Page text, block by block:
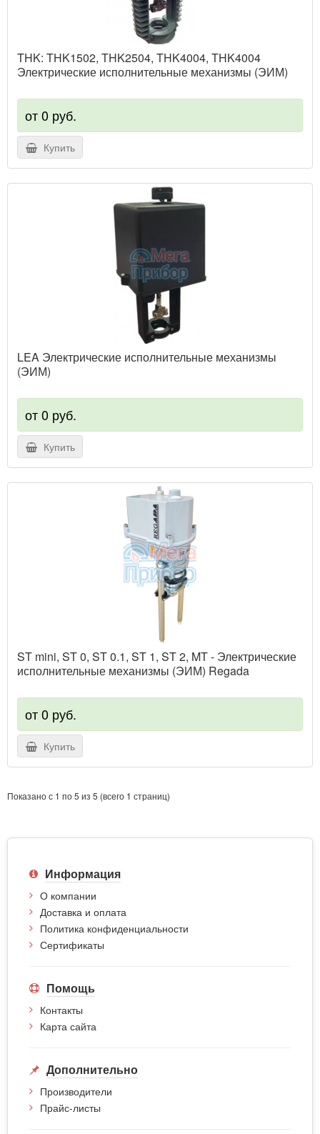
THK: THK1502, THK2504, THK4004, THK4004
Электрические исполнительные механизмы (ЭИМ)
от 0 руб.
Купить
LEA Электрические исполнительные механизмы
(ЭИМ)
от 0 руб.
Купить
ST mini, ST 0, ST 0.1, ST 1, ST 2, MT - Электрические
исполнительные механизмы (ЭИМ) Regada
от 0 руб.
Купить
Показано с 1 по 5 из 5 (всего 1 страниц)
Информация
О компании
Доставка и оплата
Политика конфиденциальности
Сертификаты
Помощь
Контакты
Карта сайта
Дополнительно
Производители
Прайс-листы